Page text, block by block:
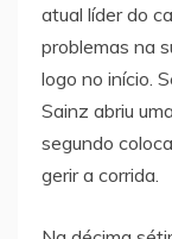
atual líder do
problemas na
logo no início.
Sainz abriu
segundo
gerir a corrida.